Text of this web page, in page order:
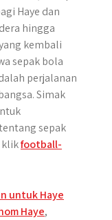
Haye dan
hingga
kembali
sepak bola
perjalanan
Simak
sepak
klikfootball-
untuk Haye
Haye,